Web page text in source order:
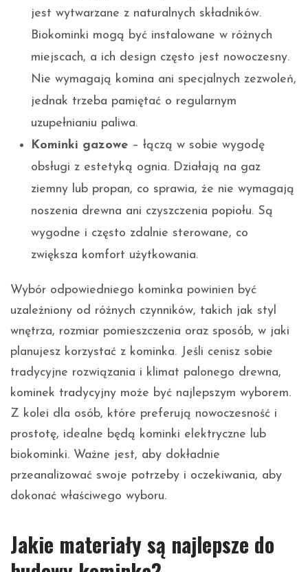
jest wytwarzane z naturalnych składników.
Biokominki mogą być instalowane w różnych
miejscach, a ich design często jest nowoczesny.
Nie wymagają komina ani specjalnych zezwoleń,
jednak trzeba pamiętać o regularnym
uzupełnianiu paliwa.
Kominki gazowe – łączą w sobie wygodę
obsługi z estetyką ognia. Działają na gaz
ziemny lub propan, co sprawia, że nie wymagają
noszenia drewna ani czyszczenia popiołu. Są
wygodne i często zdalnie sterowane, co
zwiększa komfort użytkowania.
Wybór odpowiedniego kominka powinien być
uzależniony od różnych czynników, takich jak styl
wnętrza, rozmiar pomieszczenia oraz sposób, w jaki
planujesz korzystać z kominka. Jeśli cenisz sobie
tradycyjne rozwiązania i klimat palonego drewna,
kominek tradycyjny może być najlepszym wyborem.
Z kolei dla osób, które preferują nowoczesność i
prostotę, idealne będą kominki elektryczne lub
biokominki. Ważne jest, aby dokładnie
przeanalizować swoje potrzeby i oczekiwania, aby
dokonać właściwego wyboru.
Jakie materiały są najlepsze do